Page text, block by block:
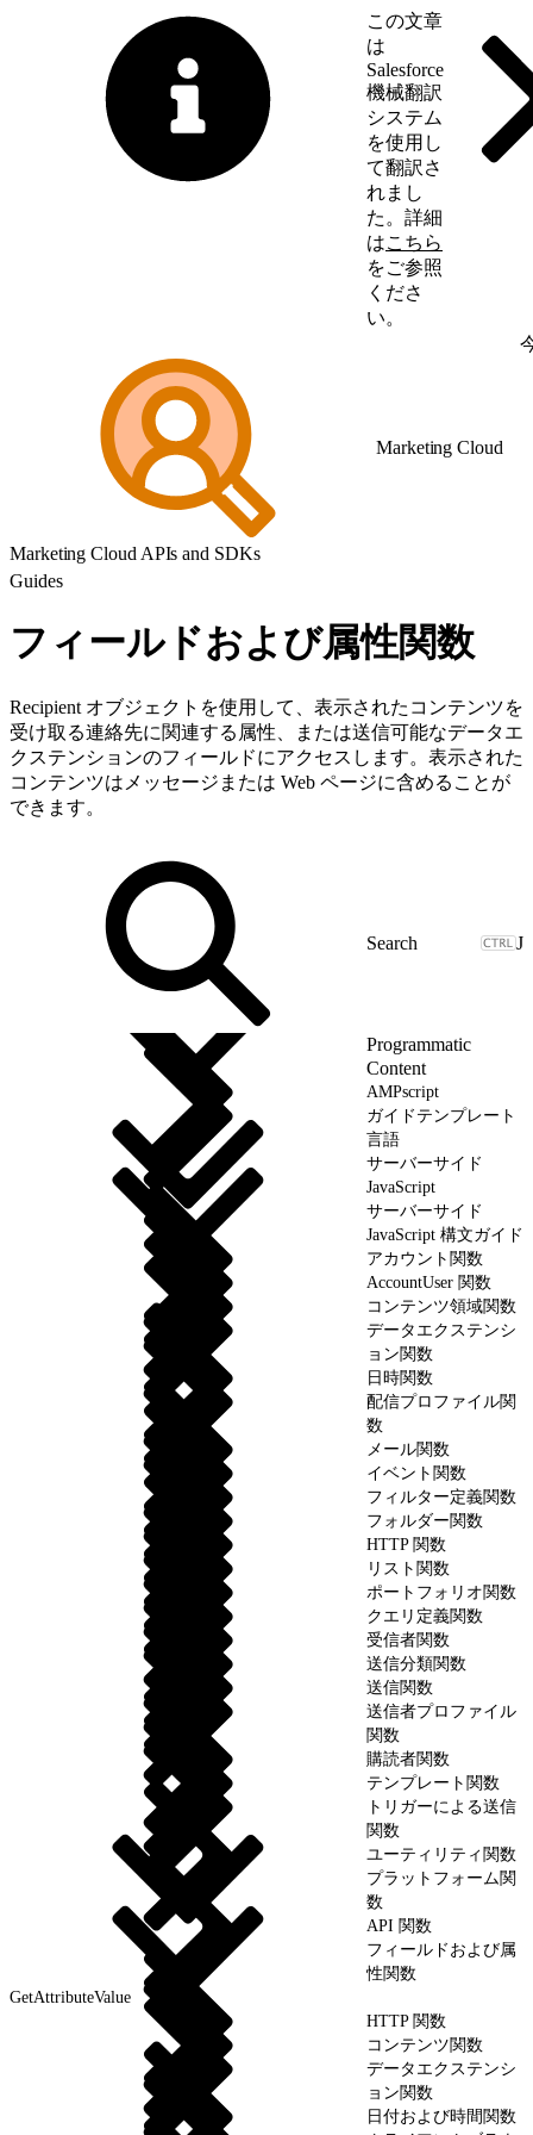
この文章
は
Salesforce
機械翻訳
システム
を使用し
て翻訳さ
れまし
た。詳細
はこちら
をご参照
くださ
い。
Marketing Cloud
Marketing Cloud APIs and SDKs
Guides
フィールドおよび属性関数
Recipient オブジェクトを使用して、表示されたコンテンツを
受け取る連絡先に関連する属性、または送信可能なデータエ
クステンションのフィールドにアクセスします。表示された
コンテンツはメッセージまたは Web ページに含めることが
できます。
J
Programmatic
Content
AMPscript
ガイドテンプレート
言語
サーバーサイド
JavaScript
サーバーサイド
JavaScript 構文ガイド
アカウント関数
AccountUser 関数
コンテンツ領域関数
データエクステンシ
ョン関数
日時関数
配信プロファイル関
数
メール関数
イベント関数
フィルター定義関数
フォルダー関数
HTTP 関数
リスト関数
ポートフォリオ関数
クエリ定義関数
受信者関数
送信分類関数
送信関数
送信者プロファイル
関数
購読者関数
テンプレート関数
トリガーによる送信
関数
ユーティリティ関数
プラットフォーム関
数
API 関数
フィールドおよび属
性関数
GetAttributeValue
HTTP 関数
コンテンツ関数
データエクステンシ
ョン関数
日付および時間関数